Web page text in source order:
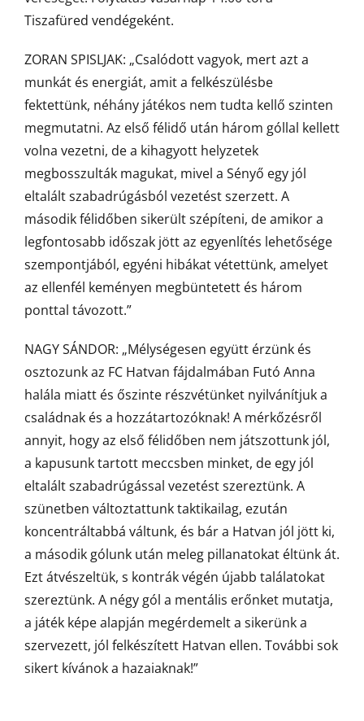
Tiszafüred vendégeként.
ZORAN SPISLJAK: „Csalódott vagyok, mert azt a
munkát és energiát, amit a felkészülésbe
fektettünk, néhány játékos nem tudta kellő szinten
megmutatni. Az első félidő után három góllal kellett
volna vezetni, de a kihagyott helyzetek
megbosszulták magukat, mivel a Sényő egy jól
eltalált szabadrúgásból vezetést szerzett. A
második félidőben sikerült szépíteni, de amikor a
legfontosabb időszak jött az egyenlítés lehetősége
szempontjából, egyéni hibákat vétettünk, amelyet
az ellenfél keményen megbüntetett és három
ponttal távozott.”
NAGY SÁNDOR: „Mélységesen együtt érzünk és
osztozunk az FC Hatvan fájdalmában Futó Anna
halála miatt és őszinte részvétünket nyilvánítjuk a
családnak és a hozzátartozóknak! A mérkőzésről
annyit, hogy az első félidőben nem játszottunk jól,
a kapusunk tartott meccsben minket, de egy jól
eltalált szabadrúgással vezetést szereztünk. A
szünetben változtattunk taktikailag, ezután
koncentráltabbá váltunk, és bár a Hatvan jól jött ki,
a második gólunk után meleg pillanatokat éltünk át.
Ezt átvészeltük, s kontrák végén újabb találatokat
szereztünk. A négy gól a mentális erőnket mutatja,
a játék képe alapján megérdemelt a sikerünk a
szervezett, jól felkészített Hatvan ellen. További sok
sikert kívánok a hazaiaknak!”